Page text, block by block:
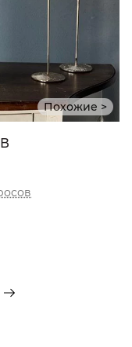
Похожие >